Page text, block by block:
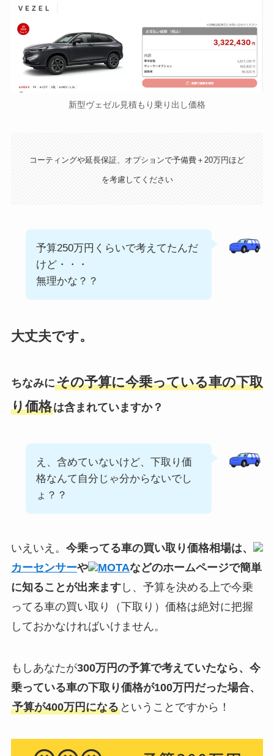
新型ヴェゼル見積もり乗り出し価格
コーティングや延長保証、オプションで予備費＋20万円ほど
を考慮してください
予算250万円くらいで考えてたんだ
けど・・・
無理かな？？
大丈夫です。
ちなみにその予算に今乗っている車の下取
り価格は含まれていますか？
え、含めていないけど、下取り価
格なんて自分じゃ分からないでし
ょ？？
いえいえ。 今乗ってる車の買い取り価格相場は、
カーセンサーや MOTAなどのホームページで簡単
に知ることが出来ますし、予算を決める上で今乗
ってる車の買い取り（下取り）価格は絶対に把握
しておかなければいけません。
もしあなたが300万円の予算で考えていたなら、今
乗っている車の下取り価格が100万円だった場合、
予算が400万円になるということですから！